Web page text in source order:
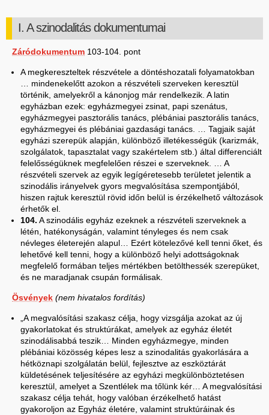
I. A szinodalitás dokumentumai
Záródokumentum 103-104. pont
A megkereszteltek részvétele a döntéshozatali folyamatokban
… mindenekelőtt azokon a részvételi szerveken keresztül
történik, amelyekről a kánonjog már rendelkezik. A latin
egyházban ezek: egyházmegyei zsinat, papi szenátus,
egyházmegyei pasztorális tanács, plébániai pasztorális tanács,
egyházmegyei és plébániai gazdasági tanács. … Tagjaik saját
egyházi szerepük alapján, különböző illetékességük (karizmák,
szolgálatok, tapasztalat vagy szakértelem stb.) által differenciált
felelősségüknek megfelelően részei e szerveknek. … A
részvételi szervek az egyik legígéretesebb területet jelentik a
szinodális irányelvek gyors megvalósítása szempontjából,
hiszen rajtuk keresztül rövid időn belül is érzékelhető változások
érhetők el.
104. A szinodális egyház ezeknek a részvételi szerveknek a
létén, hatékonyságán, valamint tényleges és nem csak
névleges életerején alapul… Ezért kötelezővé kell tenni őket, és
lehetővé kell tenni, hogy a különböző helyi adottságoknak
megfelelő formában teljes mértékben betölthessék szerepüket,
és ne maradjanak csupán formálisak.
Ösvények (nem hivatalos fordítás)
„A megvalósítási szakasz célja, hogy vizsgálja azokat az új
gyakorlatokat és struktúrákat, amelyek az egyház életét
szinodálisabbá teszik… Minden egyházmegye, minden
plébániai közösség képes lesz a szinodalitás gyakorlására a
hétköznapi szolgálatán belül, fejlesztve az eszköztárát
küldetésének teljesítésére az egyházi megkülönböztetésen
keresztül, amelyet a Szentlélek ma tőlünk kér… A megvalósítási
szakasz célja tehát, hogy valóban érzékelhető hatást
gyakoroljon az Egyház életére, valamint struktúráinak és